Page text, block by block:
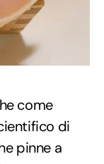
come
di
pinne a